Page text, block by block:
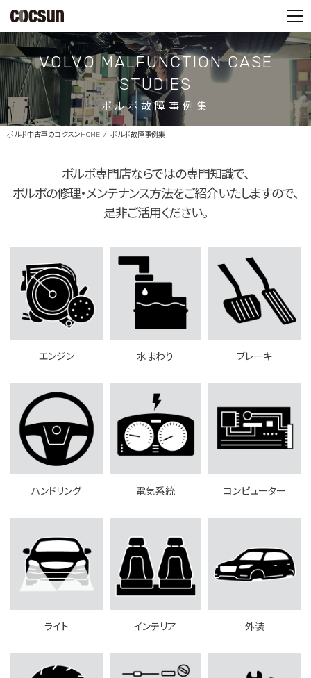
CONTACT
VOLVO MALFUNCTION CASE
STUDIES
ボルボ故障事例集
ボルボ中古車のコクスンHOME ボルボ故障事例集
ボルボ専門店ならではの専門知識で、
ボルボの修理・メンテナンス方法をご紹介いたしますので、
是非ご活用ください。
エンジン 水まわり ブレーキ
ハンドリング 電気系統 コンピューター
ライト インテリア 外装